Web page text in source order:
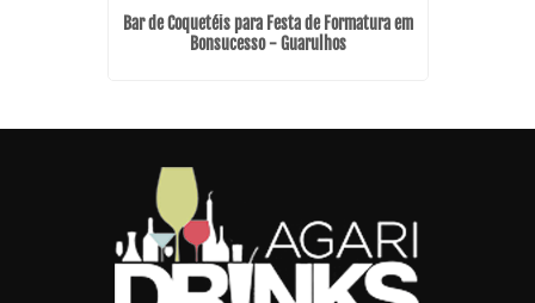
Bar de Coquetéis para Festa de Formatura em
Bonsucesso - Guarulhos